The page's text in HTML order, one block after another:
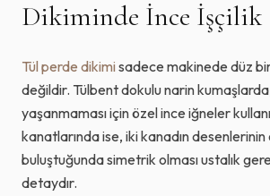
Dikiminde İnce İşçilik
Tül perde dikimisadece makinede düz
değildir. Tülbent dokulu narin
yaşanmaması için özel ince iğneler
kanatlarında ise, iki kanadın
buluştuğunda simetrik olması ustalık
detaydır.